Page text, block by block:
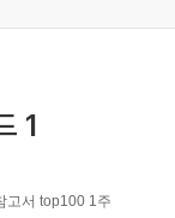
1
고서 top100 1주